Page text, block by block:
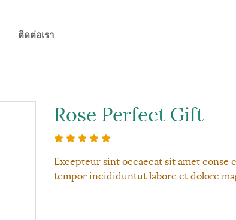
ติดต่อเรา
Rose Perfect Gift
Excepteur sint occaecat sit amet
tempor incididuntut labore et dolore